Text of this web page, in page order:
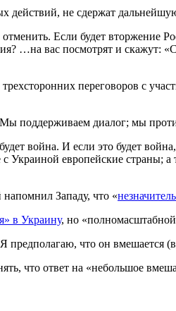
действий, не сдержат
Если будет вторжение
…на вас посмотрят и
переговоров с
поддерживаем диалог; мы
война. И если это будет
Украиной европейские страны;
Западу, что «
в Украину, но
предполагаю, что он вмешается
что ответ на «небольшое